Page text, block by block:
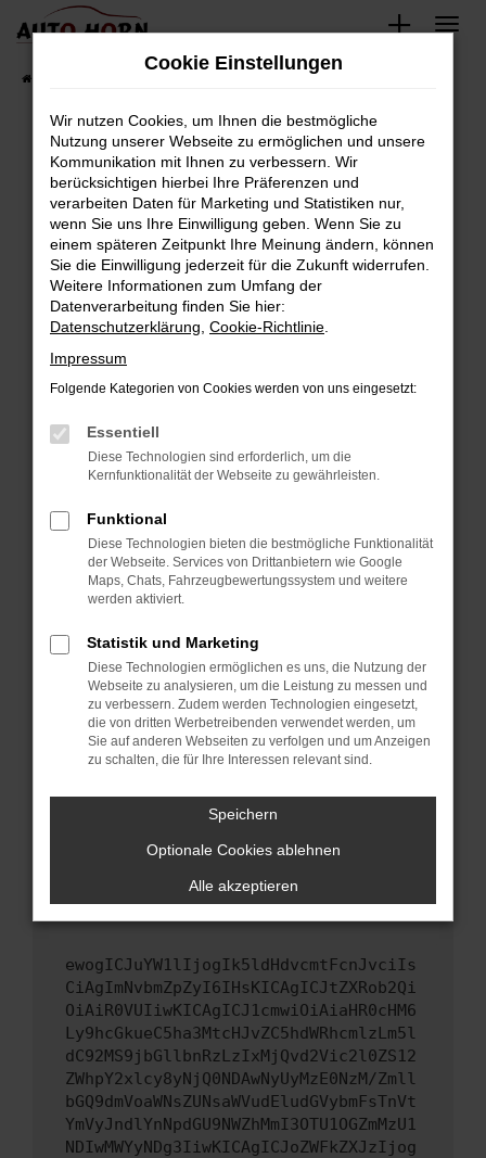
Zum
springen
Fahrzeugbestand
Fehler: Network Error
Beim Laden ist ein Fehler aufgetreten.
Hier sind ein paar Tipps, die dir helfen können:
Überprüfe deine Firewall und deine
Internetverbindung.
Laden andere Webseiten, zum Beispiel deine
Suchmaschine?
Prüfe deine Browsererweiterungen.
können das Laden bestimmter Seiten
verhindern. Funktioniert die Seite in einem
anderen Browser oder in einem privaten
Starte dein Gerät neu.
Das kann manchmal helfen, vorübergehende
Probleme zu beheben.
Betriebssystem auf dem neuesten Stand
sind.
Veraltete Software birgt nicht nur ein
Sicherheitsrisiko, sondern kann auch dazu
führen, dass bestimmte Funktionen nicht mehr
unterstützt werden.
Wende dich an den Webseitenbetreiber.
Wenn du alle oben genannten Schritte versucht
hast, kontaktiere uns bitte. Wir werden
versuchen, das Problem zu beheben. Du kannst
uns diesen Text schicken, um uns bei der
ewogICJuYW1lIjogIk5ldHdvcmtFcnJvciIs
CiAgImNvbmZpZyI6IHsKICAgICJtZXRob2Qi
OiAiR0VUIiwKICAgICJ1cmwiOiAiaHR0cHM6
Ly9hcGkueC5ha3MtcHJvZC5hdWRhcmlzLm5l
dC92MS9jbGllbnRzLzIxMjQvd2Vic2l0ZS12
ZWhpY2xlcy8yNjQ0NDAwNyUyMzE0NzM/Zmll
bGQ9dmVoaWNsZUNsaWVudEludGVybmFsTnVt
YmVyJndlYnNpdGU9NWZhMmI3OTU1OGZmMzU1
NDIwMWYyNDg3IiwKICAgICJoZWFkZXJzIjog
Cookie Einstellungen
Wir nutzen Cookies, um Ihnen die bestmögliche
Nutzung unserer Webseite zu ermöglichen und unsere
Kommunikation mit Ihnen zu verbessern. Wir
berücksichtigen hierbei Ihre Präferenzen und
verarbeiten Daten für Marketing und Statistiken nur,
wenn Sie uns Ihre Einwilligung geben. Wenn Sie zu
einem späteren Zeitpunkt Ihre Meinung ändern, können
Sie die Einwilligung jederzeit für die Zukunft widerrufen.
Weitere Informationen zum Umfang der
Datenverarbeitung finden Sie hier:
Datenschutzerklärung Cookie-Richtlinie
Impressum
Folgende Kategorien von Cookies werden von uns eingesetzt:
Essentiell
Diese Technologien sind erforderlich, um die
Kernfunktionalität der Webseite zu gewährleisten.
Funktional
Diese Technologien bieten die bestmögliche Funktionalität
der Webseite. Services von Drittanbietern wie Google
Maps, Chats, Fahrzeugbewertungssystem und weitere
werden aktiviert.
Statistik und Marketing
Diese Technologien ermöglichen es uns, die Nutzung der
Webseite zu analysieren, um die Leistung zu messen und
zu verbessern. Zudem werden Technologien eingesetzt,
die von dritten Werbetreibenden verwendet werden, um
Sie auf anderen Webseiten zu verfolgen und um Anzeigen
zu schalten, die für Ihre Interessen relevant sind.
Speichern
Optionale Cookies ablehnen
Alle akzeptieren